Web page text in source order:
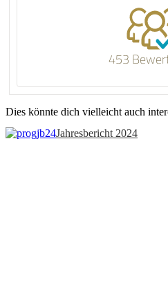
453
Dies könnte dich vielleicht auch
Jahresbericht 2024